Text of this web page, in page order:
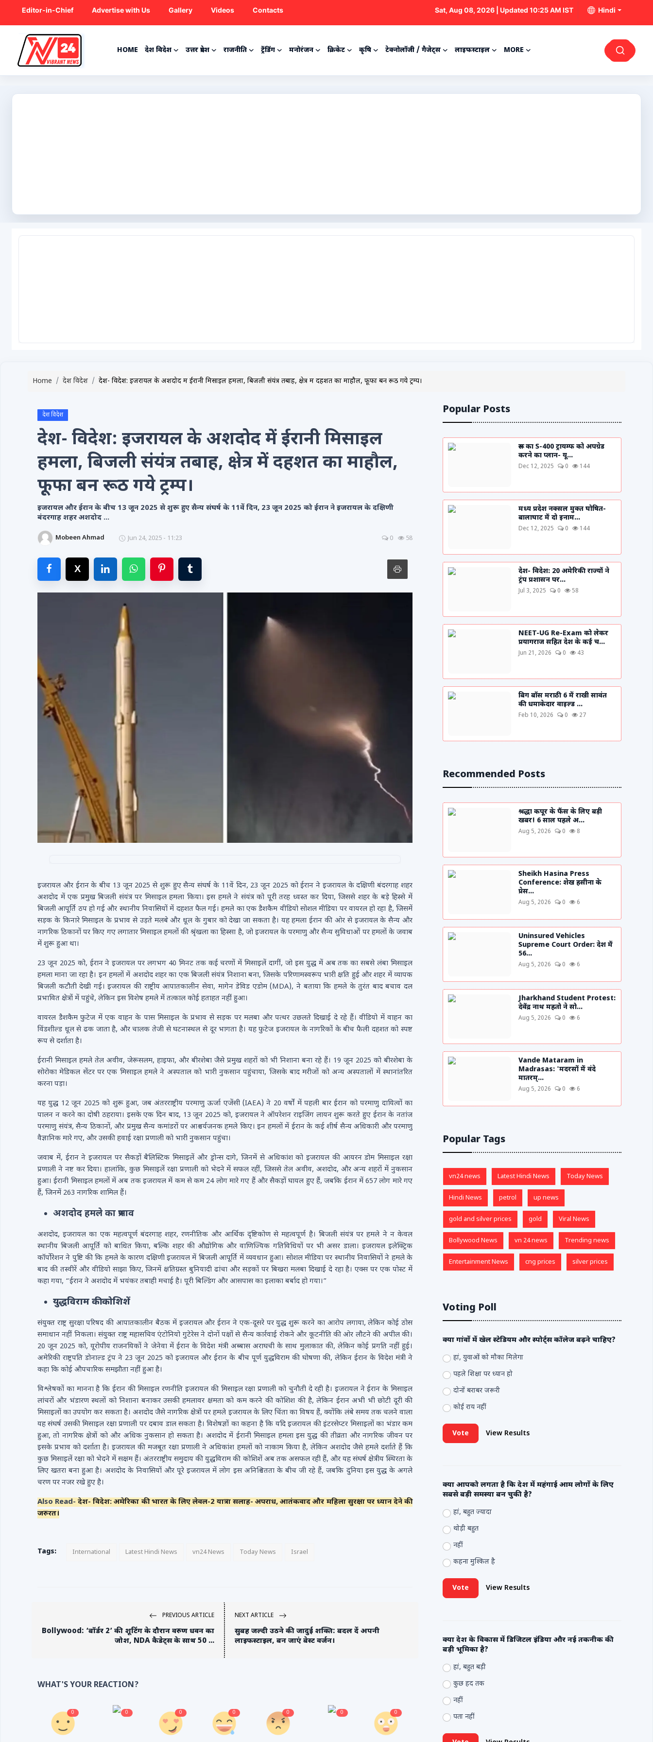
Editor-in-Chief Advertise with Us Gallery Videos Contacts Sat, Aug 08, 2026 | Updated 10:25 AM IST Hindi
HOME देश विदेश उत्तर प्रदेश राजनीति ट्रेंडिंग मनोरंजन क्रिकेट कृषि टेक्नोलॉजी / गैजेट्स लाइफस्टाइल MORE
Home
Advertise with Us
Videos
Contacts
Home देश विदेश देश- विदेश: इजरायल के अशदोद में ईरानी मिसाइल हमला, बिजली संयंत्र तबाह, क्षेत्र में दहशत का माहौल, फूफा बन रूठ गये ट्रम्प।
देश विदेश
देश- विदेश: इजरायल के अशदोद में ईरानी मिसाइल
हमला, बिजली संयंत्र तबाह, क्षेत्र में दहशत का माहौल,
फूफा बन रूठ गये ट्रम्प।
इजरायल और ईरान के बीच 13 जून 2025 से शुरू हुए सैन्य संघर्ष के 11वें दिन, 23 जून 2025 को ईरान ने इजरायल के दक्षिणी
बंदरगाह शहर अशदोद ...
Mobeen Ahmad Jun 24, 2025 - 11:23 0 58
इजरायल और ईरान के बीच 13 जून 2025 से शुरू हुए सैन्य संघर्ष के 11वें दिन, 23 जून 2025 को ईरान ने इजरायल के दक्षिणी बंदरगाह शहर
अशदोद में एक प्रमुख बिजली संयंत्र पर मिसाइल हमला किया। इस हमले ने संयंत्र को पूरी तरह ध्वस्त कर दिया, जिससे शहर के बड़े हिस्से में
बिजली आपूर्ति ठप हो गई और स्थानीय निवासियों में दहशत फैल गई। हमले का एक डैशकैम वीडियो सोशल मीडिया पर वायरल हो रहा है, जिसमें
सड़क के किनारे मिसाइल के प्रभाव से उड़ते मलबे और धूल के गुबार को देखा जा सकता है। यह हमला ईरान की ओर से इजरायल के सैन्य और
नागरिक ठिकानों पर किए गए लगातार मिसाइल हमलों की श्रृंखला का हिस्सा है, जो इजरायल के परमाणु और सैन्य सुविधाओं पर हमलों के जवाब
में शुरू हुआ था।
23 जून 2025 को, ईरान ने इजरायल पर लगभग 40 मिनट तक कई चरणों में मिसाइलें दागीं, जो इस युद्ध में अब तक का सबसे लंबा मिसाइल
हमला माना जा रहा है। इन हमलों में अशदोद शहर का एक बिजली संयंत्र निशाना बना, जिसके परिणामस्वरूप भारी क्षति हुई और शहर में व्यापक
बिजली कटौती देखी गई। इजरायल की राष्ट्रीय आपातकालीन सेवा, मागेन डेविड एडोम (MDA), ने बताया कि हमले के तुरंत बाद बचाव दल
प्रभावित क्षेत्रों में पहुंचे, लेकिन इस विशेष हमले में तत्काल कोई हताहत नहीं हुआ।
वायरल डैशकैम फुटेज में एक वाहन के पास मिसाइल के प्रभाव से सड़क पर मलबा और पत्थर उछलते दिखाई दे रहे हैं। वीडियो में वाहन का
विंडशील्ड धूल से ढक जाता है, और चालक तेजी से घटनास्थल से दूर भागता है। यह फुटेज इजरायल के नागरिकों के बीच फैली दहशत को स्पष्ट
रूप से दर्शाता है।
ईरानी मिसाइल हमले तेल अवीव, जेरूसलम, हाइफा, और बीरशेबा जैसे प्रमुख शहरों को भी निशाना बना रहे हैं। 19 जून 2025 को बीरशेबा के
सोरोका मेडिकल सेंटर पर एक मिसाइल हमले ने अस्पताल को भारी नुकसान पहुंचाया, जिसके बाद मरीजों को अन्य अस्पतालों में स्थानांतरित
करना पड़ा।
यह युद्ध 12 जून 2025 को शुरू हुआ, जब अंतरराष्ट्रीय परमाणु ऊर्जा एजेंसी (IAEA) ने 20 वर्षों में पहली बार ईरान को परमाणु दायित्वों का
पालन न करने का दोषी ठहराया। इसके एक दिन बाद, 13 जून 2025 को, इजरायल ने ऑपरेशन राइजिंग लायन शुरू करते हुए ईरान के नतांज
परमाणु संयंत्र, सैन्य ठिकानों, और प्रमुख सैन्य कमांडरों पर आश्चर्यजनक हमले किए। इन हमलों में ईरान के कई शीर्ष सैन्य अधिकारी और परमाणु
वैज्ञानिक मारे गए, और उसकी हवाई रक्षा प्रणाली को भारी नुकसान पहुंचा।
जवाब में, ईरान ने इजरायल पर सैकड़ों बैलिस्टिक मिसाइलें और ड्रोन्स दागे, जिनमें से अधिकांश को इजरायल की आयरन डोम मिसाइल रक्षा
प्रणाली ने नष्ट कर दिया। हालांकि, कुछ मिसाइलें रक्षा प्रणाली को भेदने में सफल रहीं, जिससे तेल अवीव, अशदोद, और अन्य शहरों में नुकसान
हुआ। ईरानी मिसाइल हमलों में अब तक इजरायल में कम से कम 24 लोग मारे गए हैं और सैकड़ों घायल हुए हैं, जबकि ईरान में 657 लोग मारे गए
हैं, जिनमें 263 नागरिक शामिल हैं।
अशदोद हमले का प्रभाव
अशदोद, इजरायल का एक महत्वपूर्ण बंदरगाह शहर, रणनीतिक और आर्थिक दृष्टिकोण से महत्वपूर्ण है। बिजली संयंत्र पर हमले ने न केवल
स्थानीय बिजली आपूर्ति को बाधित किया, बल्कि शहर की औद्योगिक और वाणिज्यिक गतिविधियों पर भी असर डाला। इजरायल इलेक्ट्रिक
कॉर्पोरेशन ने पुष्टि की कि हमले के कारण दक्षिणी इजरायल में बिजली आपूर्ति में व्यवधान हुआ। सोशल मीडिया पर स्थानीय निवासियों ने हमले के
बाद की तस्वीरें और वीडियो साझा किए, जिनमें क्षतिग्रस्त बुनियादी ढांचा और सड़कों पर बिखरा मलबा दिखाई दे रहा है। एक्स पर एक पोस्ट में
कहा गया, “ईरान ने अशदोद में भयंकर तबाही मचाई है। पूरी बिल्डिंग और आसपास का इलाका बर्बाद हो गया।”
युद्धविराम की कोशिशें
संयुक्त राष्ट्र सुरक्षा परिषद की आपातकालीन बैठक में इजरायल और ईरान ने एक-दूसरे पर युद्ध शुरू करने का आरोप लगाया, लेकिन कोई ठोस
समाधान नहीं निकला। संयुक्त राष्ट्र महासचिव एंटोनियो गुटेरेस ने दोनों पक्षों से सैन्य कार्रवाई रोकने और कूटनीति की ओर लौटने की अपील की।
20 जून 2025 को, यूरोपीय राजनयिकों ने जेनेवा में ईरान के विदेश मंत्री अब्बास अराघची के साथ मुलाकात की, लेकिन कोई प्रगति नहीं हुई।
अमेरिकी राष्ट्रपति डोनाल्ड ट्रंप ने 23 जून 2025 को इजरायल और ईरान के बीच पूर्ण युद्धविराम की घोषणा की, लेकिन ईरान के विदेश मंत्री ने
कहा कि कोई औपचारिक समझौता नहीं हुआ है।
विश्लेषकों का मानना है कि ईरान की मिसाइल रणनीति इजरायल की मिसाइल रक्षा प्रणाली को चुनौती दे रही है। इजरायल ने ईरान के मिसाइल
लांचरों और भंडारण स्थलों को निशाना बनाकर उसकी हमलावर क्षमता को कम करने की कोशिश की है, लेकिन ईरान अभी भी छोटी दूरी की
मिसाइलों का उपयोग कर सकता है। अशदोद जैसे नागरिक क्षेत्रों पर हमले इजरायल के लिए चिंता का विषय हैं, क्योंकि लंबे समय तक चलने वाला
यह संघर्ष उसकी मिसाइल रक्षा प्रणाली पर दबाव डाल सकता है। विशेषज्ञों का कहना है कि यदि इजरायल की इंटरसेप्टर मिसाइलों का भंडार कम
हुआ, तो नागरिक क्षेत्रों को और अधिक नुकसान हो सकता है। अशदोद में ईरानी मिसाइल हमला इस युद्ध की तीव्रता और नागरिक जीवन पर
इसके प्रभाव को दर्शाता है। इजरायल की मजबूत रक्षा प्रणाली ने अधिकांश हमलों को नाकाम किया है, लेकिन अशदोद जैसे हमले दर्शाते हैं कि
कुछ मिसाइलें रक्षा को भेदने में सक्षम हैं। अंतरराष्ट्रीय समुदाय की युद्धविराम की कोशिशें अब तक असफल रही हैं, और यह संघर्ष क्षेत्रीय स्थिरता के
लिए खतरा बना हुआ है। अशदोद के निवासियों और पूरे इजरायल में लोग इस अनिश्चितता के बीच जी रहे हैं, जबकि दुनिया इस युद्ध के अगले
चरण पर नजर रखे हुए है।
Also Read-देश- विदेश: अमेरिका की भारत के लिए लेवल-2 यात्रा सलाह- अपराध, आतंकवाद और महिला सुरक्षा पर ध्यान देने की
जरुरत।
Tags: International Latest Hindi News vn24 News Today News Israel
PREVIOUS ARTICLE
Bollywood: ‘बॉर्डर 2’ की शूटिंग के दौरान वरुण धवन का
जोश, NDA कैडेट्स के साथ 50 ...
NEXT ARTICLE
सुबह जल्दी उठने की जादुई शक्ति: बदल दें अपनी
लाइफस्टाइल, बन जाएं बेस्ट वर्जन।
WHAT'S YOUR REACTION?
0 0 0 0 0 0 0
Popular Posts
रूस का S-400 ट्रायम्फ को अपग्रेड
करने का प्लान- यू...
Dec 12, 2025 0 144
मध्य प्रदेश नक्सल मुक्त घोषित-
बालाघाट में दो इनाम...
Dec 12, 2025 0 144
देश- विदेश: 20 अमेरिकी राज्यों ने
ट्रंप प्रशासन पर...
Jul 3, 2025 0 58
NEET-UG Re-Exam को लेकर
प्रयागराज सहित देश के कई च...
Jun 21, 2026 0 43
बिग बॉस मराठी 6 में राखी सावंत
की धमाकेदार वाइल्ड ...
Feb 10, 2026 0 27
Recommended Posts
श्रद्धा कपूर के फैंस के लिए बड़ी
खबर! 6 साल पहले अ...
Aug 5, 2026 0 8
Sheikh Hasina Press
Conference: शेख हसीना के
प्रेस...
Aug 5, 2026 0 6
Uninsured Vehicles
Supreme Court Order: देश में
56...
Aug 5, 2026 0 6
Jharkhand Student Protest:
देवेंद्र नाथ महतो ने सो...
Aug 5, 2026 0 6
Vande Mataram in
Madrasas: 'मदरसों में वंदे
मातरम्...
Aug 5, 2026 0 6
Popular Tags
vn24 news Latest Hindi News Today News
Hindi News petrol up news
gold and silver prices gold Viral News
Bollywood News vn 24 news Trending news
Entertainment News cng prices silver prices
Voting Poll
क्या गांवों में खेल स्टेडियम और स्पोर्ट्स कॉलेज बढ़ने चाहिए?
हां, युवाओं को मौका मिलेगा
पहले शिक्षा पर ध्यान हो
दोनों बराबर जरूरी
कोई राय नहीं
Vote View Results
क्या आपको लगता है कि देश में महंगाई आम लोगों के लिए
सबसे बड़ी समस्या बन चुकी है?
हां, बहुत ज्यादा
थोड़ी बहुत
नहीं
कहना मुश्किल है
Vote View Results
क्या देश के विकास में डिजिटल इंडिया और नई तकनीक की
बड़ी भूमिका है?
हां, बहुत बड़ी
कुछ हद तक
नहीं
पता नहीं